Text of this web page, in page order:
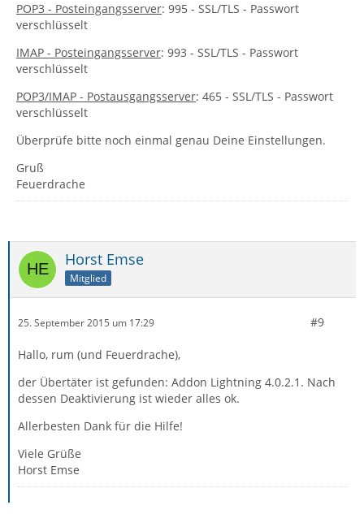
POP3 - Posteingangsserver: 995 - SSL/TLS - Passwort
verschlüsselt
IMAP - Posteingangsserver: 993 - SSL/TLS - Passwort
verschlüsselt
POP3/IMAP - Postausgangsserver: 465 - SSL/TLS - Passwort
verschlüsselt
Überprüfe bitte noch einmal genau Deine Einstellungen.
Gruß
Feuerdrache
Horst Emse
Mitglied
25. September 2015 um 17:29 #9
Hallo, rum (und Feuerdrache),
der Übertäter ist gefunden: Addon Lightning 4.0.2.1. Nach
dessen Deaktivierung ist wieder alles ok.
Allerbesten Dank für die Hilfe!
Viele Grüße
Horst Emse